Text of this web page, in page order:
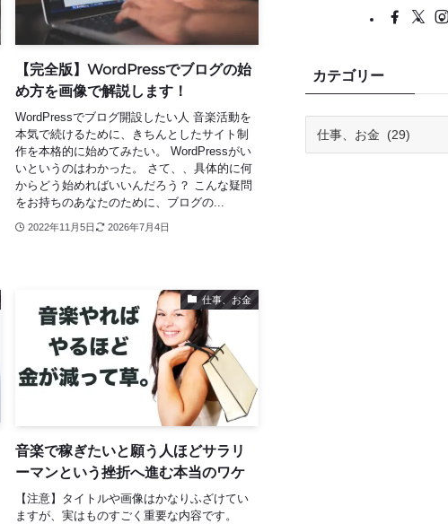
【完全版】WordPressでブログの始
め方を画像で解説します！
WordPressでブログ開設したい人 音楽活動を
本気で続けるために、きちんとしたサイト制
作を本格的に始めてみたい。 WordPressがい
いというのはわかった。 さて、、具体的に何
からどう始めればいいんだろう？ こんな疑問
をお持ちのあなたのために、ブログの...
2022年11月5日 2026年7月4日
仕事、お金
音楽で稼ぎたいと願う人ほどサラリ
ーマンという挫折へ進む本当のワケ
【注意】タイトルや画像はかなりふざけてい
ますが、実はものすごく重要な内容です。
カテゴリー